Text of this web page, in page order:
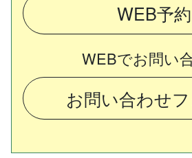
WEB予約
WEBでお問い
お問い合わせ